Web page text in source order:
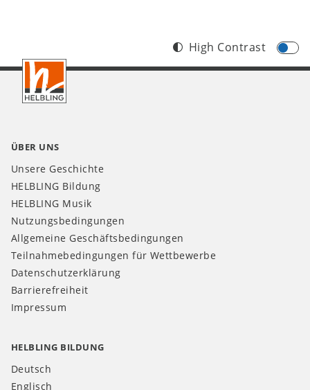
Footer
AT
High Contrast
ÜBER UNS
Unsere Geschichte
HELBLING Bildung
HELBLING Musik
Nutzungsbedingungen
Allgemeine Geschäftsbedingungen
Teilnahmebedingungen für Wettbewerbe
Datenschutzerklärung
Barrierefreiheit
Impressum
HELBLING BILDUNG
Deutsch
Englisch